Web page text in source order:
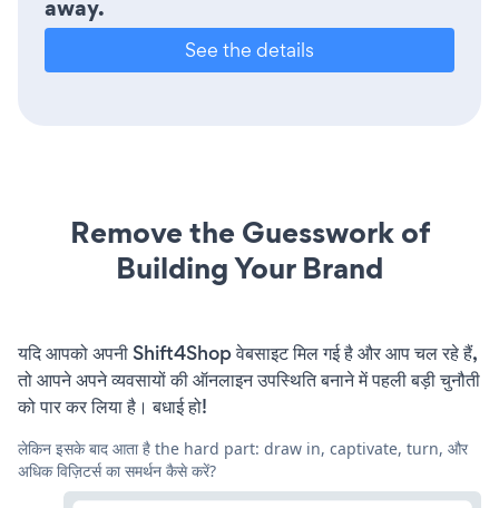
away.
See the details
Remove the Guesswork of
Building Your Brand
यदि आपको अपनी Shift4Shop वेबसाइट मिल गई है और आप चल रहे हैं,
तो आपने अपने व्यवसायों की ऑनलाइन उपस्थिति बनाने में पहली बड़ी चुनौती
को पार कर लिया है। बधाई हो!
लेकिन इसके बाद आता है the hard part: draw in, captivate, turn, और
अधिक विज़िटर्स का समर्थन कैसे करें?